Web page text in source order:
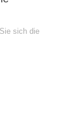
sich die